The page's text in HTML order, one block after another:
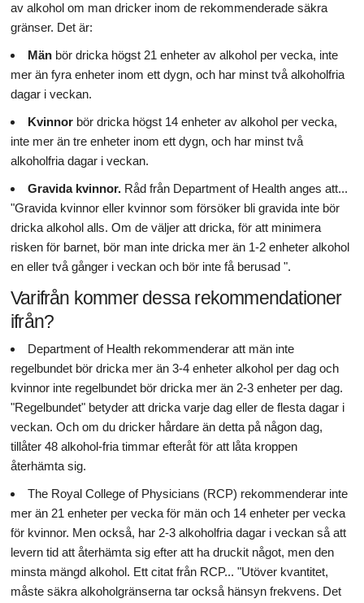
av alkohol om man dricker inom de rekommenderade säkra
gränser. Det är:
Män bör dricka högst 21 enheter av alkohol per vecka, inte
mer än fyra enheter inom ett dygn, och har minst två alkoholfria
dagar i veckan.
Kvinnor bör dricka högst 14 enheter av alkohol per vecka,
inte mer än tre enheter inom ett dygn, och har minst två
alkoholfria dagar i veckan.
Gravida kvinnor. Råd från Department of Health anges att...
"Gravida kvinnor eller kvinnor som försöker bli gravida inte bör
dricka alkohol alls. Om de väljer att dricka, för att minimera
risken för barnet, bör man inte dricka mer än 1-2 enheter alkohol
en eller två gånger i veckan och bör inte få berusad ".
Varifrån kommer dessa rekommendationer
ifrån?
Department of Health rekommenderar att män inte
regelbundet bör dricka mer än 3-4 enheter alkohol per dag och
kvinnor inte regelbundet bör dricka mer än 2-3 enheter per dag.
"Regelbundet" betyder att dricka varje dag eller de flesta dagar i
veckan. Och om du dricker hårdare än detta på någon dag,
tillåter 48 alkohol-fria timmar efteråt för att låta kroppen
återhämta sig.
The Royal College of Physicians (RCP) rekommenderar inte
mer än 21 enheter per vecka för män och 14 enheter per vecka
för kvinnor. Men också, har 2-3 alkoholfria dagar i veckan så att
levern tid att återhämta sig efter att ha druckit något, men den
minsta mängd alkohol. Ett citat från RCP... "Utöver kvantitet,
måste säkra alkoholgränserna tar också hänsyn frekvens. Det